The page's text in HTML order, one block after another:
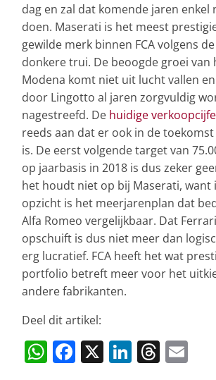
dag en zal dat komende jaren enkel
doen. Maserati is het meest
gewilde merk binnen FCA volgens
donkere trui. De beoogde groei van
Modena komt niet uit lucht vallen
door Lingotto al jaren zorgvuldig
nagestreefd. De huidige
reeds aan dat er ook in de
is. De eerst volgende target van
op jaarbasis in 2018 is dus zeker
het houdt niet op bij Maserati, want
opzicht is het meerjarenplan dat
Alfa Romeo vergelijkbaar. Dat
opschuift is dus niet meer dan
erg lucratief. FCA heeft het wat
portfolio betreft meer voor het
andere fabrikanten.
Deel dit artikel:
W F X Li T